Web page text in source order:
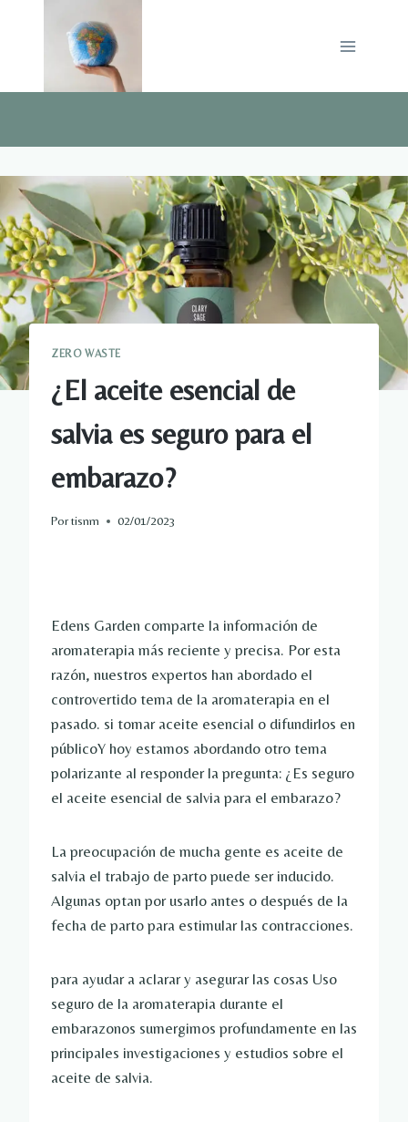
ZERO WASTE
¿El aceite esencial de
salvia es seguro para el
embarazo?
Portisnm 02/01/2023
Edens Garden comparte la información de
aromaterapia más reciente y precisa. Por esta
razón, nuestros expertos han abordado el
controvertido tema de la aromaterapia en el
pasado. si tomaraceite esencial o difundirlos en
públicoY hoy estamos abordando otro tema
polarizante al responder la pregunta: ¿Es seguro
el aceite esencial de salvia para el embarazo?
La preocupación de mucha gente es aceite de
salvia el trabajo de parto puede ser inducido.
Algunas optan por usarlo antes o después de la
fecha de parto para estimular las contracciones.
para ayudar a aclarar y asegurar las cosas Uso
seguro de la aromaterapia durante el
embarazonos sumergimos profundamente en las
principales investigaciones y estudios sobre el
aceite de salvia.